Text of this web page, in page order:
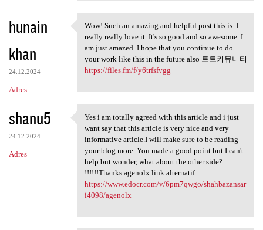
hunain
khan
24.12.2024
Adres
Wow! Such an amazing and
Wow! Such an amazing and helpful post this is. I
really really love it. It's so good and so awesome. I
am just amazed. I hope that you continue to do
your work like this in the future also 토토커뮤니티
https://files.fm/f/y6trfsfvgg
shanu5
24.12.2024
Adres
Yes i am totally agreed with
Yes i am totally agreed with this article and i just
want say that this article is very nice and very
informative article.I will make sure to be reading
your blog more. You made a good point but I can't
help but wonder, what about the other side?
!!!!!!Thanks agenolx link alternatif
https://www.edocr.com/v/6pm7qwgo/shahbazansar
i4098/agenolx